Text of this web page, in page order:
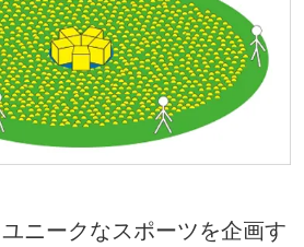
ニークなスポーツを企画す